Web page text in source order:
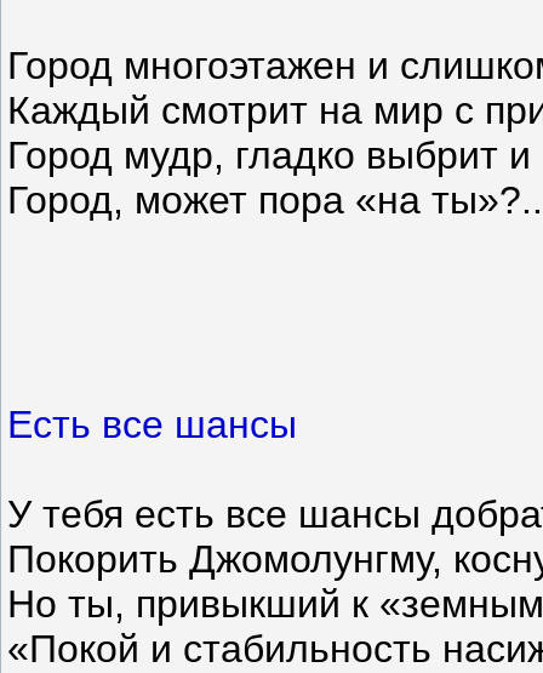
Город многоэтажен и
Каждый смотрит на мир с
Город мудр, гладко выбрит и
Город, может пора «на
Есть все шансы
У тебя есть все шансы
Покорить Джомолунгму,
Но ты, привыкший к
«Покой и стабильность